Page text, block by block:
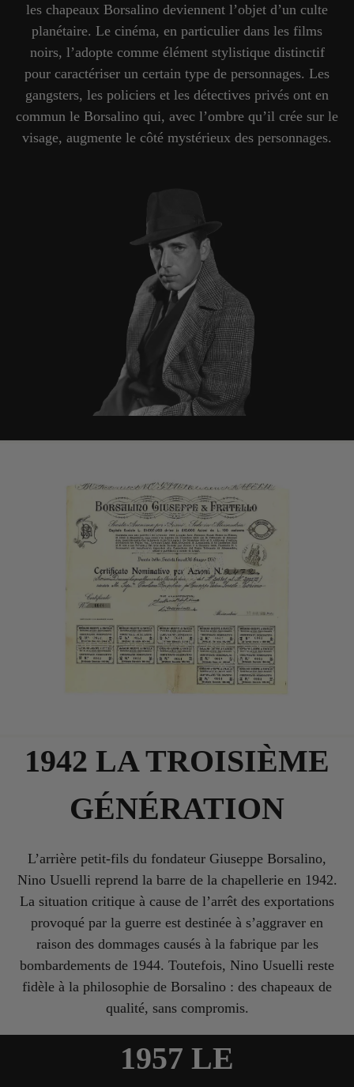
les chapeaux Borsalino deviennent l’objet d’un culte
planétaire. Le cinéma, en particulier dans les films
noirs, l’adopte comme élément stylistique distinctif
pour caractériser un certain type de personnages. Les
gangsters, les policiers et les détectives privés ont en
commun le Borsalino qui, avec l’ombre qu’il crée sur le
visage, augmente le côté mystérieux des personnages.
1942 LA TROISIÈME
GÉNÉRATION
L’arrière petit-fils du fondateur Giuseppe Borsalino,
Nino Usuelli reprend la barre de la chapellerie en 1942.
La situation critique à cause de l’arrêt des exportations
provoqué par la guerre est destinée à s’aggraver en
raison des dommages causés à la fabrique par les
bombardements de 1944. Toutefois, Nino Usuelli reste
fidèle à la philosophie de Borsalino : des chapeaux de
qualité, sans compromis.
1957 LE